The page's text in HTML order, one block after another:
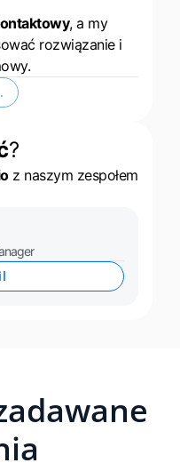
, a my
rozwiązanie i
?
z naszym zespołem